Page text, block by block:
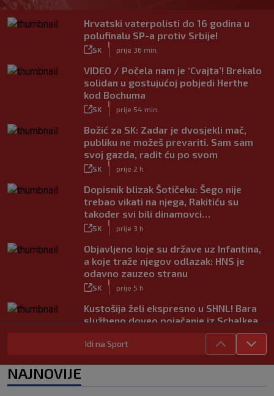
Hrvatski vaterpolisti do 16 godina u
polufinalu SP-a protiv Srbije!
SK prije 36 min.
VIDEO / Počela nam je ‘Cvajta’! Brekalo
solidan u gostujućoj pobjedi Herthe
kod Bochuma
SK prije 54 min.
Božić za SK: Zadar je dvosjekli mač,
publiku ne možeš prevariti. Sam sam
svoj gazda, radit ću po svom
SK prije 2 h
Dopisnik blizak Šotičeku: Šego nije
trebao vikati na njega, Rakitiću su
također svi bili dinamovci…
SK prije 3 h
Objavljeno koje su države uz Infantina,
a koje traže njegov odlazak: HNS je
odavno zauzeo stranu
SK prije 5 h
Kustošija želi ekspresno u SHNL! Bara
službeno doveo pojačanje iz Schalkea
Tomiyasu se vraća u Premier ligu,
postat će suigrač bivšeg Vatrenog
Idi na Sport
NAJNOVIJE